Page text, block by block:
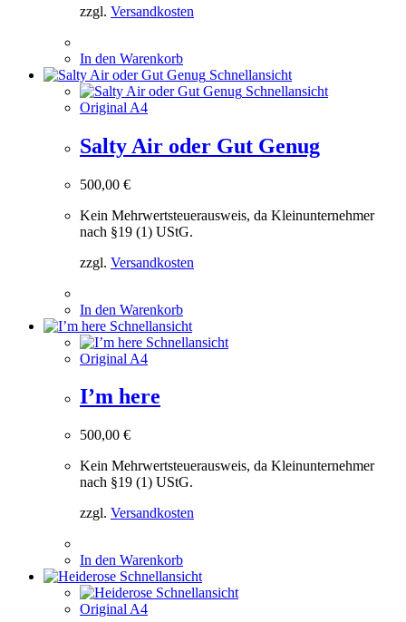
zzgl. Versandkosten
In den Warenkorb
Schnellansicht
Schnellansicht
Original A4
Salty Air oder Gut Genug
500,00 €
Kein Mehrwertsteuerausweis, da Kleinunternehmer
nach §19 (1) UStG.
zzgl. Versandkosten
In den Warenkorb
Schnellansicht
Schnellansicht
Original A4
I’m here
500,00 €
Kein Mehrwertsteuerausweis, da Kleinunternehmer
nach §19 (1) UStG.
zzgl. Versandkosten
In den Warenkorb
Schnellansicht
Schnellansicht
Original A4